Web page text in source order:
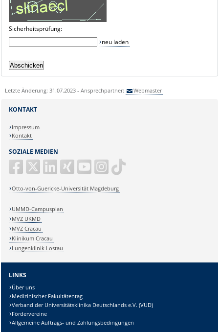
Sicherheitsprüfung:
neu laden
Letzte Änderung: 31.07.2023 - Ansprechpartner: Webmaster
SOZIALE MEDIEN
Otto-von-Guericke-Universität Magdeburg
KONTAKT
Impressum
Kontakt
UMMD-Campusplan
MVZ UKMD
MVZ Cracau
Klinikum Cracau
Lungenklinik Lostau
LINKS
Über uns
Medizinischer Fakultätentag
Verband der Universitätsklinika Deutschlands e.V. (VUD)
Fördervereine
Allgemeine Auftrags- und Zahlungsbedingungen